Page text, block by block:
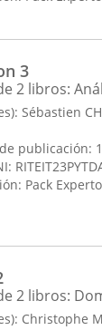
3
2 libros:
Sébastien
publicación:
Pack Experto
2 libros:
Christophe